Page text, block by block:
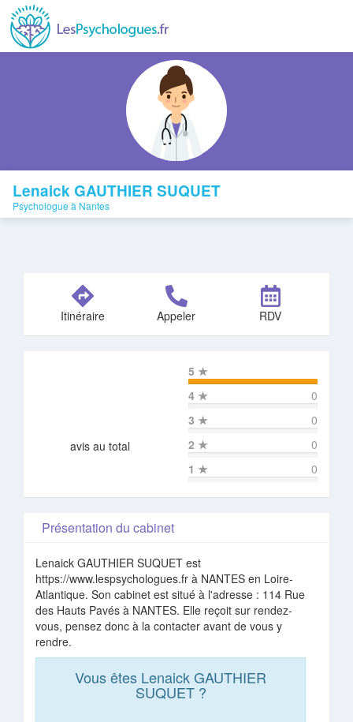
Lenaick GAUTHIER SUQUET
Psychologue à Nantes
Itinéraire Appeler RDV
avis au total
5 ★
4 ★
0
3 ★
0
2 ★
0
1 ★ 0
Présentation du cabinet
Lenaick GAUTHIER SUQUET est
https://www.lespsychologues.fr à NANTES en Loire-
Atlantique. Son cabinet est situé à l'adresse : 114 Rue
des Hauts Pavés à NANTES. Elle reçoit sur rendez-
vous, pensez donc à la contacter avant de vous y
rendre.
Vous êtes Lenaick GAUTHIER
SUQUET ?